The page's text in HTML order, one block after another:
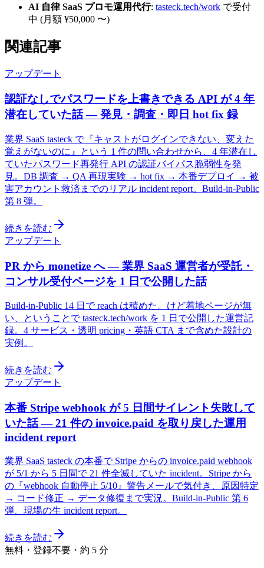
AI 自律 SaaS プロモ運用代行: tasteck.tech/work で受付
中 (月額 ¥50,000 〜)
関連記事
アップデート
認証なしでパスワードを上書きできる API が 4 年
潜在していた話 — 発見・調査・即日 hot fix 録
業界 SaaS tasteck で『キャストがログインできない、変えた
覚えがないのに』という 1 件の問い合わせから、4 年潜在し
ていたパスワード再発行 API の認証バイパス脆弱性を発
見。DB 調査 → QA 再現実験 → hot fix → 本番デプロイ → 被
害アカウント救済までのリアル incident report。Build-in-Public
第 8 弾。
続きを読む
アップデート
PR から monetize へ — 業界 SaaS 運営者が受託・
コンサル受付ページを 1 日で公開した話
Build-in-Public 14 日で reach は積めた。けど着地ページが無
い、ということで tasteck.tech/work を 1 日で公開した運営記
録。4 サービス・透明 pricing・英語 CTA まで含めた設計の
実例。
続きを読む
アップデート
本番 Stripe webhook が 5 日間サイレント失敗して
いた話 — 21 件の invoice.paid を取り戻した運用
incident report
業界 SaaS tasteck の本番で Stripe からの invoice.paid webhook
が 5/1 から 5 日間で 21 件全滅していた incident。Stripe から
の『webhook 自動停止 5/10』警告メールで気付き、原因特定
→ コード修正 → データ修復まで実況。Build-in-Public 第 6
弾、現場の生 incident report。
続きを読む
無料・登録不要・約 5 分